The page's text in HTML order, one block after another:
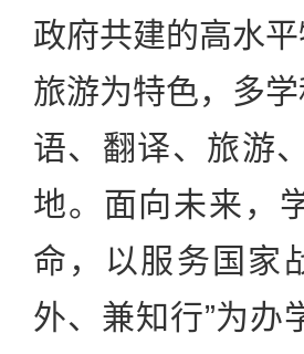
政府共建的高水
旅游为特色，多
语、翻译、旅游
地。面向未来，
命，以服务国家
外、兼知行”为办